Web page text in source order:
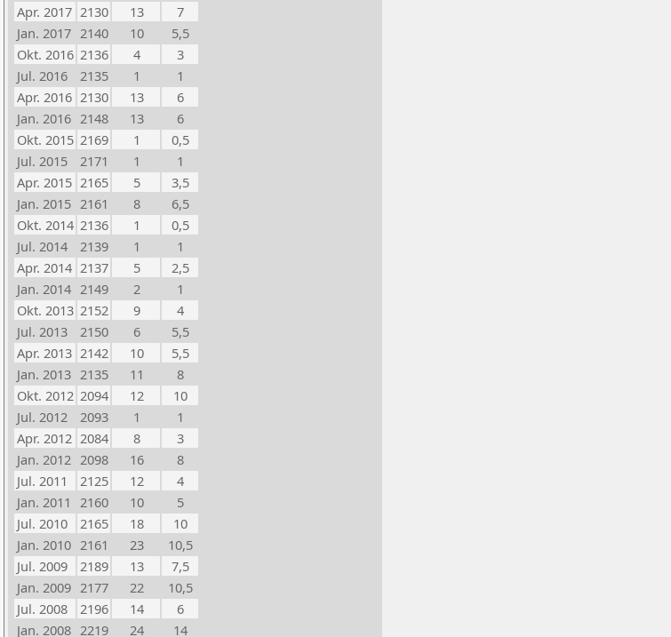
Apr. 2017 2130 13
7
Jan. 2017 2140 10
5,5
Okt. 2016 2136 4
3
Jul. 2016
2135 1
1
Apr. 2016 2130 13
6
Jan. 2016 2148 13
6
Okt. 2015 2169 1
0,5
Jul. 2015
2171 1
1
Apr. 2015 2165 5
3,5
Jan. 2015 2161 8
6,5
Okt. 2014 2136 1
0,5
Jul. 2014
2139 1
1
Apr. 2014 2137 5
2,5
Jan. 2014 2149 2
1
Okt. 2013 2152 9
4
Jul. 2013
2150 6
5,5
Apr. 2013 2142 10
5,5
Jan. 2013 2135 11
8
Okt. 2012 2094 12
10
Jul. 2012
2093 1
1
Apr. 2012 2084 8
3
Jan. 2012 2098 16
8
Jul. 2011
2125 12
4
Jan. 2011 2160 10
5
Jul. 2010
2165 18
10
Jan. 2010 2161 23
10,5
Jul. 2009
2189 13
7,5
Jan. 2009 2177 22
10,5
Jul. 2008
2196 14
6
Jan. 2008 2219 24 14